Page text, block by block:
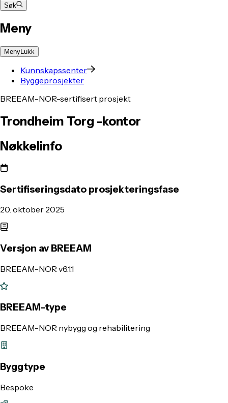
Søk
Meny
MenyLukk
Kunnskapssenter
Byggeprosjekter
BREEAM-NOR-sertifisert prosjekt
Trondheim Torg -kontor
Nøkkelinfo
Sertifiseringsdato prosjekteringsfase
20. oktober 2025
Versjon av BREEAM
BREEAM-NOR v6.1.1
BREEAM-type
BREEAM-NOR nybygg og rehabilitering
Byggtype
Bespoke